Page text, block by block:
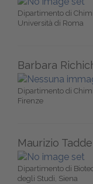
Dipartimento di
Università di Roma
Barbara
Dipartimento di
Firenze
Maurizio
Dipartimento di
degli Studi, Siena